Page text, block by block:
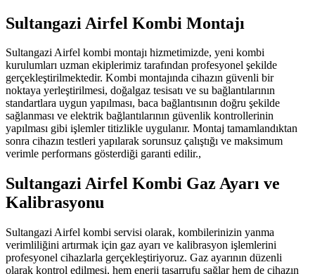
Sultangazi Airfel Kombi Montajı
Sultangazi Airfel kombi montajı hizmetimizde, yeni kombi
kurulumları uzman ekiplerimiz tarafından profesyonel şekilde
gerçekleştirilmektedir. Kombi montajında cihazın güvenli bir
noktaya yerleştirilmesi, doğalgaz tesisatı ve su bağlantılarının
standartlara uygun yapılması, baca bağlantısının doğru şekilde
sağlanması ve elektrik bağlantılarının güvenlik kontrollerinin
yapılması gibi işlemler titizlikle uygulanır. Montaj tamamlandıktan
sonra cihazın testleri yapılarak sorunsuz çalıştığı ve maksimum
verimle performans gösterdiği garanti edilir.,
Sultangazi Airfel Kombi Gaz Ayarı ve
Kalibrasyonu
Sultangazi Airfel kombi servisi olarak, kombilerinizin yanma
verimliliğini artırmak için gaz ayarı ve kalibrasyon işlemlerini
profesyonel cihazlarla gerçekleştiriyoruz. Gaz ayarının düzenli
olarak kontrol edilmesi, hem enerji tasarrufu sağlar hem de cihazın